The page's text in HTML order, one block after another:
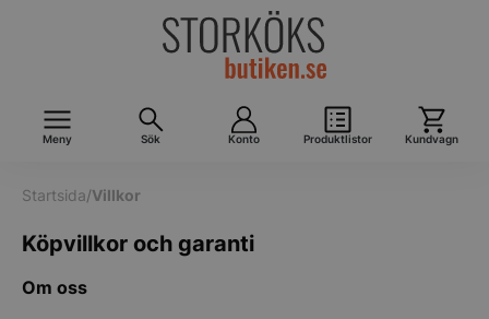
Meny Sök Konto Produktlistor Kundvagn
Startsida/Villkor
Köpvillkor och garanti
Om oss